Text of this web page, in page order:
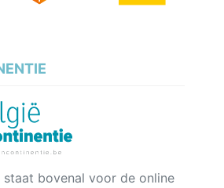
staat bovenal voor de online